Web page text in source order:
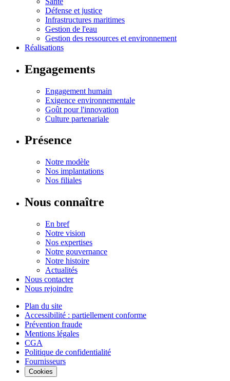
Défense et justice
Infrastructures maritimes
Gestion de l'eau
Gestion des ressources et environnement
Réalisations
Engagements
Engagement humain
Exigence environnementale
Goût pour l'innovation
Culture partenariale
Présence
Notre modèle
Nos implantations
Nos filiales
Nous connaître
En bref
Notre vision
Nos expertises
Notre gouvernance
Notre histoire
Actualités
Nous contacter
Nous rejoindre
Plan du site
Accessibilité : partiellement conforme
Prévention fraude
Mentions légales
CGA
Politique de confidentialité
Fournisseurs
Cookies